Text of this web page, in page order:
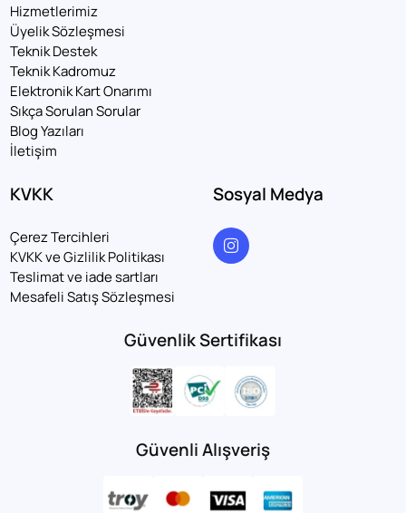
Hizmetlerimiz
Üyelik Sözleşmesi
Teknik Destek
Teknik Kadromuz
Elektronik Kart Onarımı
Sıkça Sorulan Sorular
Blog Yazıları
İletişim
KVKK
Çerez Tercihleri
KVKK ve Gizlilik Politikası
Teslimat ve iade sartları
Mesafeli Satış Sözleşmesi
Sosyal Medya
Güvenlik Sertifikası
Güvenli Alışveriş